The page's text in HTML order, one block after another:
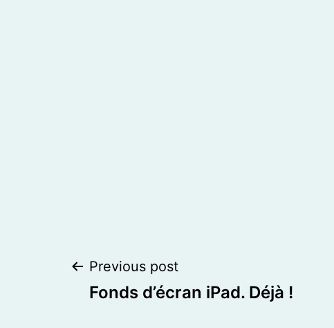
Post
Previous post
Fonds d’écran iPad. Déjà !